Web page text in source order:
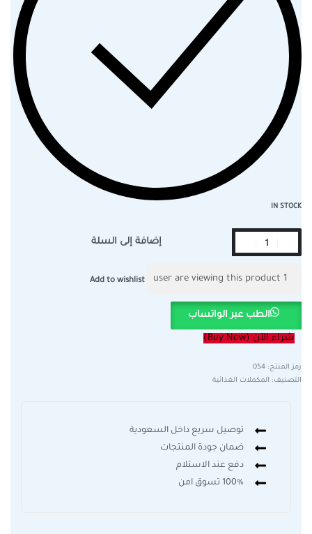
IN STOCK
إضافة إلى السلة
1
Add to wishlist
الطب عبر الواتساب
شراء الآن (Buy Now)
054
التصنيف: المكملات الغذائية
توصيل سريع داخل السعودية
ضمان جودة المنتجات
دفع عند الاستلام
100% تسوق امن